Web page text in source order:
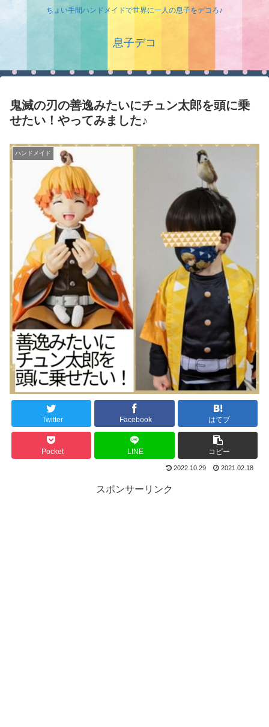
ちょい手間ハンドメイドで世界に一人の息子をデコろ♪
息子デコ
鬼滅の刃の善逸みたいにチュン太郎を頭に乗
せたい！やってみました♪
ハンドメイド
Twitter Facebook はてブ
Pocket LINE コピー
2022.10.29 2021.02.18
スポンサーリンク